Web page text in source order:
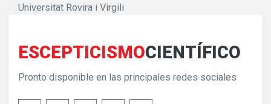
Universitat Rovira i Virgili
ESCEPTICISMOCIENTÍFICO
Pronto disponible en las principales redes sociales